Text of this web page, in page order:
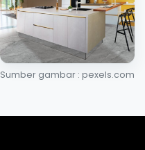
Sumber gambar : pexels.com